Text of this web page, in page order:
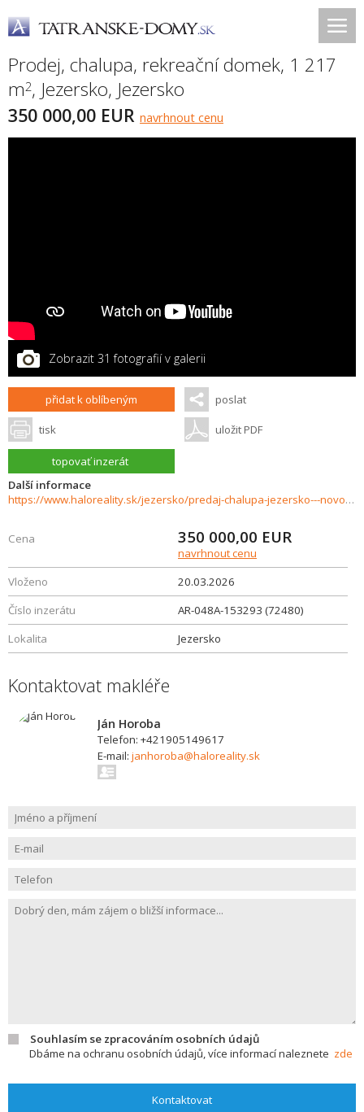
Prodej, chalupa, rekreační domek, 1 217
m2, Jezersko, Jezersko
350 000,00 EUR navrhnout cenu
Zobrazit 31 fotografií v galerii
přidat k oblíbeným poslat
tisk uložit PDF
topovať inzerát
Další informace
https://www.haloreality.sk/jezersko/predaj-chalupa-jezersko---novostavba---exkluzivne-halo-reality/72480
Cena 350 000,00 EUR
navrhnout cenu
Vloženo
20.03.2026
Číslo inzerátu
AR-048A-153293 (72480)
Lokalita
Jezersko
Kontaktovat makléře
Ján Horoba
Telefon: +421905149617
E-mail: janhoroba@haloreality.sk
Souhlasím se zpracováním osobních údajů
Dbáme na ochranu osobních údajů, více informací naleznete zde
Kontaktovat